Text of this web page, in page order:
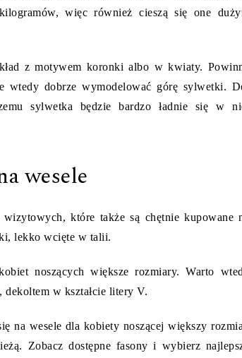
więc również cieszą się one
z motywem koronki albo w kwiaty.
wtedy dobrze wymodelować górę sylwetki.
sylwetka będzie bardzo ładnie się w
wesele
które także są chętnie kupowane
lekko wcięte w talii.
noszących większe rozmiary. Warto
dekoltem w kształcie litery V.
na wesele dla kobiety noszącej większy
Zobacz dostępne fasony i wybierz